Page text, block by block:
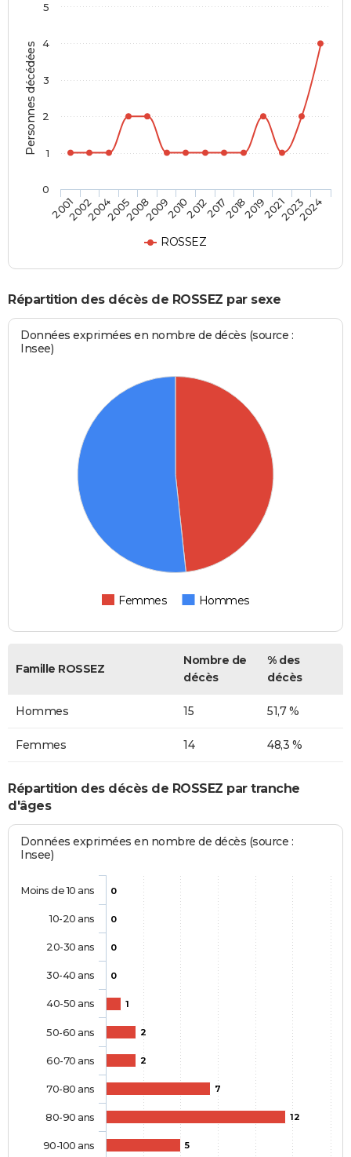
Personnes décédées
ROSSEZ
20012002200420052008200920102012201720182019202120232024
0
1
2
3
4
5
Répartition des décès de ROSSEZ par sexe
Données exprimées en nombre de décès (source :
Insee)
Femmes Hommes
Famille ROSSEZ
Nombre de
décès
% des
décès
Hommes 15 51,7 %
Femmes 14 48,3 %
Répartition des décès de ROSSEZ par tranche
d'âges
Données exprimées en nombre de décès (source :
Insee)
0
0
0
0
1
2
2
7
12
5
Moins de 10 ans
10-20 ans
20-30 ans
30-40 ans
40-50 ans
50-60 ans
60-70 ans
70-80 ans
80-90 ans
90-100 ans